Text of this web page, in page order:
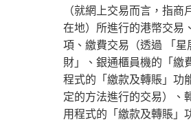
（就網上交易而言，指
在地）所進行的港幣交易
項、繳費交易（透過 「星
財」、銀通櫃員機的「繳
程式的「繳款及轉賬」功
定的方法進行的交易）、
用程式的「繳款及轉賬」